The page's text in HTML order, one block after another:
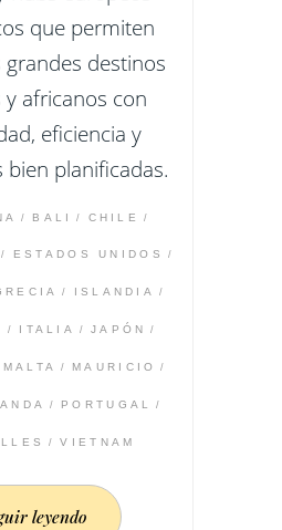
que permiten
grandes destinos
y africanos con
eficiencia y
bien planificadas.
BALI CHILE
ESTADOS UNIDOS
ISLANDIA
ITALIA JAPÓN
MALTA MAURICIO
PORTUGAL
VIETNAM
leyendo